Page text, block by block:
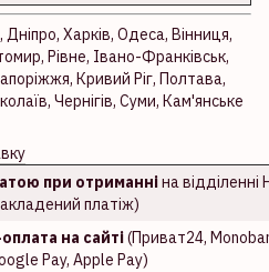
Дніпро, Харків, Одеса, Вінниця,
Рівне, Івано-Франківськ,
Кривий Ріг, Полтава,
Чернігів, Суми, Кам'янське
при отриманніна відділенні
платіж)
на сайті(Приват24,
Pay, Apple Pay)